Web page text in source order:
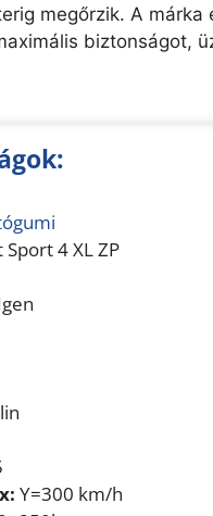
megőrzik. A
biztonságot,
Sport 4 XL ZP
Y=300 km/h